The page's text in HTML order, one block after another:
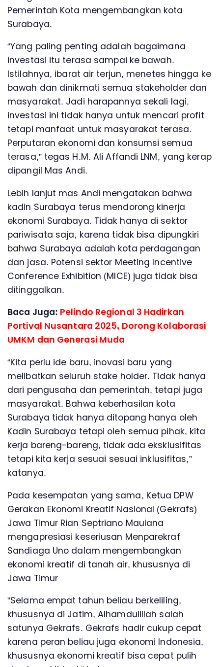
Pemerintah Kota mengembangkan kota
Surabaya.
“Yang paling penting adalah bagaimana
investasi itu terasa sampai ke bawah.
Istilahnya, ibarat air terjun, menetes hingga ke
bawah dan dinikmati semua stakeholder dan
masyarakat. Jadi harapannya sekali lagi,
investasi ini tidak hanya untuk mencari profit
tetapi manfaat untuk masyarakat terasa.
Perputaran ekonomi dan konsumsi semua
terasa,” tegas H.M. Ali Affandi LNM, yang kerap
dipangil Mas Andi.
Lebih lanjut mas Andi mengatakan bahwa
kadin Surabaya terus mendorong kinerja
ekonomi Surabaya. Tidak hanya di sektor
pariwisata saja, karena tidak bisa dipungkiri
bahwa Surabaya adalah kota perdagangan
dan jasa. Potensi sektor Meeting Incentive
Conference Exhibition (MICE) juga tidak bisa
ditinggalkan.
Baca Juga: Pelindo Regional 3 Hadirkan
Portival Nusantara 2025, Dorong Kolaborasi
UMKM dan Generasi Muda
“Kita perlu ide baru, inovasi baru yang
melibatkan seluruh stake holder. Tidak hanya
dari pengusaha dan pemerintah, tetapi juga
masyarakat. Bahwa keberhasilan kota
Surabaya tidak hanya ditopang hanya oleh
Kadin Surabaya tetapi oleh semua pihak, kita
kerja bareng-bareng, tidak ada eksklusifitas
tetapi kita kerja sesuai sesuai inklusifitas,”
katanya.
Pada kesempatan yang sama, Ketua DPW
Gerakan Ekonomi Kreatif Nasional (Gekrafs)
Jawa Timur Rian Septriano Maulana
mengapresiasi keseriusan Menparekraf
Sandiaga Uno dalam mengembangkan
ekonomi kreatif di tanah air, khususnya di
Jawa Timur
"Selama empat tahun beliau berkeliling,
khususnya di Jatim, Alhamdulillah salah
satunya Gekrafs. Gekrafs hadir cukup cepat
karena peran beliau juga ekonomi Indonesia,
khususnya ekonomi kreatif bisa cepat pulih